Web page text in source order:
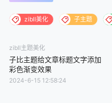
zibll美化 子主题
zibll主题美化
子比主题给文章标题文字添加
彩色渐变效果
2024-6-15 12:58:24